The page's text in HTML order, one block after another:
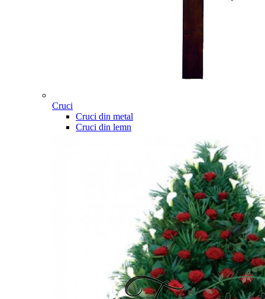
Cruci
Cruci din metal
Cruci din lemn